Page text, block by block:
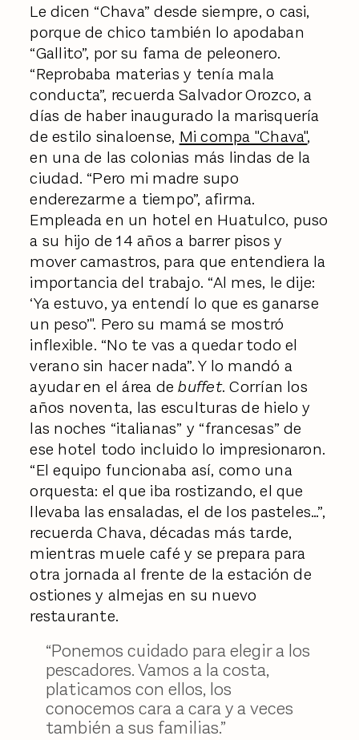
Le dicen “Chava” desde siempre, o casi,
porque de chico también lo apodaban
“Gallito”, por su fama de peleonero.
“Reprobaba materias y tenía mala
conducta”, recuerda Salvador Orozco, a
días de haber inaugurado la marisquería
de estilo sinaloense, Mi compa "Chava",
en una de las colonias más lindas de la
ciudad. “Pero mi madre supo
enderezarme a tiempo”, afirma.
Empleada en un hotel en Huatulco, puso
a su hijo de 14 años a barrer pisos y
mover camastros, para que entendiera la
importancia del trabajo. “Al mes, le dije:
‘Ya estuvo, ya entendí lo que es ganarse
un peso’". Pero su mamá se mostró
inflexible. “No te vas a quedar todo el
verano sin hacer nada”. Y lo mandó a
ayudar en el área debuffet. Corrían los
años noventa, las esculturas de hielo y
las noches “italianas” y “francesas” de
ese hotel todo incluido lo impresionaron.
“El equipo funcionaba así, como una
orquesta: el que iba rostizando, el que
llevaba las ensaladas, el de los pasteles…”,
recuerda Chava, décadas más tarde,
mientras muele café y se prepara para
otra jornada al frente de la estación de
ostiones y almejas en su nuevo
restaurante.
“Ponemos cuidado para elegir a los
pescadores. Vamos a la costa,
platicamos con ellos, los
conocemos cara a cara y a veces
también a sus familias.”